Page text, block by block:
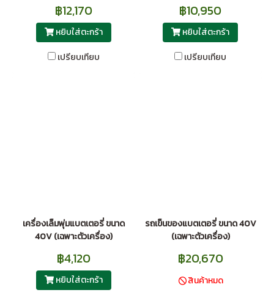
฿12,170
หยิบใส่ตะกร้า
เปรียบเทียบ
฿10,950
หยิบใส่ตะกร้า
เปรียบเทียบ
เครื่องเล็มพุ่มแบตเตอรี่ ขนาด
40V (เฉพาะตัวเครื่อง)
฿4,120
หยิบใส่ตะกร้า
รถเข็นของแบตเตอรี่ ขนาด 40V
(เฉพาะตัวเครื่อง)
฿20,670
สินค้าหมด